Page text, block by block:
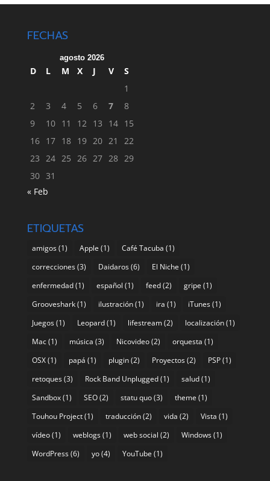
FECHAS
agosto 2026
D L M X J V
S
1
2
3 4 5 6 7
8
9
10 11 12 13 14 15
16 17 18 19 20 21
22
23 24 25 26 27 28 29
30 31
« Feb
ETIQUETAS
amigos(1) Apple (1) Café Tacuba (1)
correcciones(3) Daidaros(6) El Niche (1)
enfermedad(1) español (1) feed(2) gripe (1)
Grooveshark(1) ilustración(1) ira (1) iTunes(1)
Juegos(1) Leopard(1) lifestream(2) localización(1)
Mac(1) música (3) Nicovideo(2) orquesta (1)
OSX(1) papá (1) plugin(2) Proyectos(2) PSP(1)
retoques(3) Rock Band Unplugged(1) salud(1)
Sandbox(1) SEO(2) statu quo(3) theme (1)
Touhou Project(1) traducción(2) vida (2) Vista (1)
vídeo(1) weblogs(1) web social (2) Windows(1)
WordPress(6) yo(4) YouTube (1)